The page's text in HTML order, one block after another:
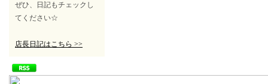
ぜひ、日記もチェックし
てください☆
店長日記はこちら >>